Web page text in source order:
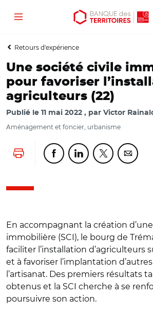
Aller
contenu
Aller
menu
Ouvrir
outils
Menu
Retours d'expérience
Une société civile
pour favoriser
agriculteurs (22)
Publié le 11 mai 2022 par Victor
Aménagement et foncier, urbanisme
Lancer l'impressionPartager cette page sur
Partager cette
Partager
En accompagnant la création
immobilière (SCI), le bourg de
faciliter l’installation d’agriculteurs
et à favoriser l’implantation
l’artisanat. Des premiers résultats
obtenus et la SCI cherche à se
poursuivre son action.